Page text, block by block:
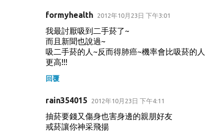
formyhealth 2012年10月23日 下午3:01
我最討厭吸到二手菸了~
而且新聞也說過~
吸二手菸的人~反而得肺癌~機率會比吸菸的人
更高!!!
回覆
rain354015 2012年10月23日 下午4:11
抽菸要錢又傷身也害身邊的親朋好友
戒菸讓你神采飛揚